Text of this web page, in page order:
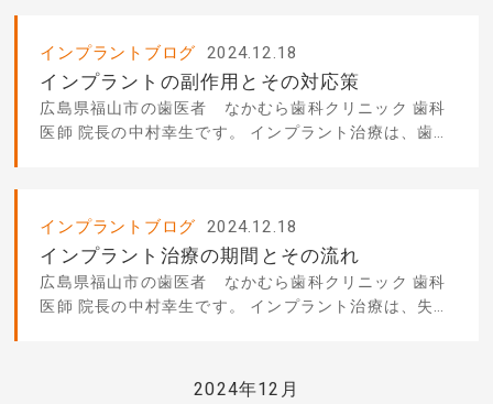
インプラントブログ 2024.12.18
インプラントの副作用とその対応策
広島県福山市の歯医者 なかむら歯科クリニック 歯科
医師 院長の中村幸生です。 インプラント治療は、歯を
インプラントブログ 2024.12.18
インプラント治療の期間とその流れ
広島県福山市の歯医者 なかむら歯科クリニック 歯科
医師 院長の中村幸生です。 インプラント治療は、失っ
2024年12月